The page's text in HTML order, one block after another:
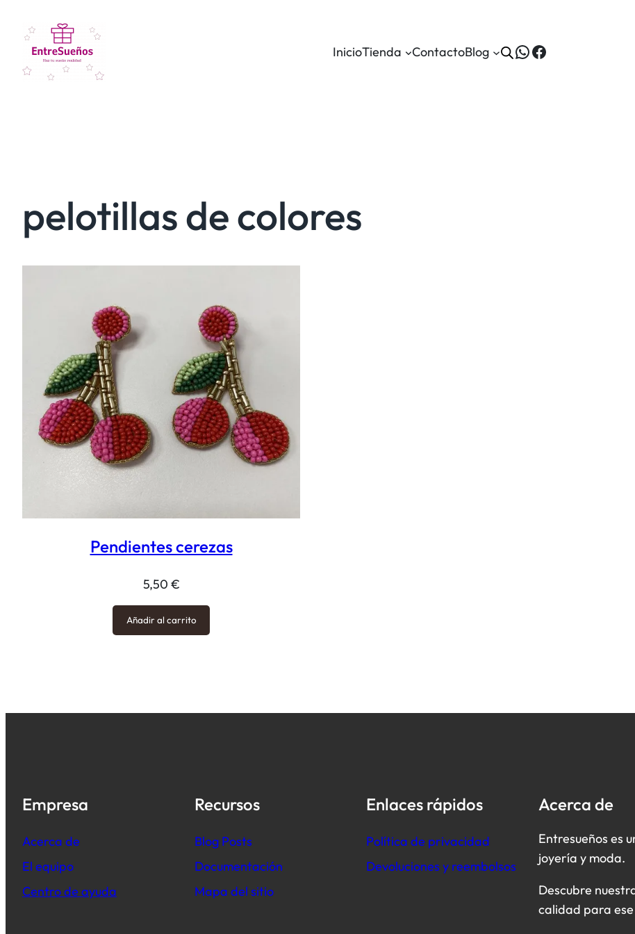
InicioTienda ContactoBlog WhatsApp
Facebook
pelotillas de colores
Pendientes cerezas
5,50 €
Añadir al carrito
Empresa
Acerca de
El equipo
Centro de ayuda
Recursos
Blog Posts
Documentación
Mapa del sitio
Enlaces rápidos
Política de privacidad
Devoluciones y reembolsos
Acerca de
Entresueños es
joyería y moda.
Descubre
calidad para